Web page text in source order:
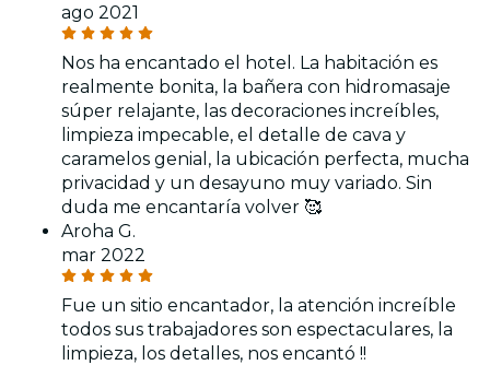
ago 2021
Nos ha encantado el hotel. La habitación es
realmente bonita, la bañera con hidromasaje
súper relajante, las decoraciones increíbles,
limpieza impecable, el detalle de cava y
caramelos genial, la ubicación perfecta, mucha
privacidad y un desayuno muy variado. Sin
duda me encantaría volver 🥰
Aroha G.
mar 2022
Fue un sitio encantador, la atención increíble
todos sus trabajadores son espectaculares, la
limpieza, los detalles, nos encantó !!